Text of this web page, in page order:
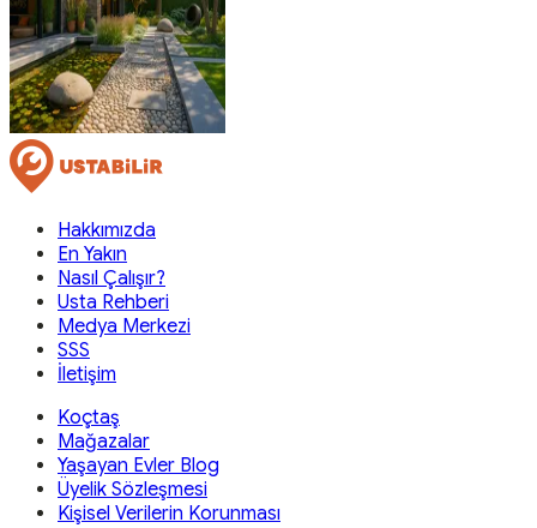
Hakkımızda
En Yakın
Nasıl Çalışır?
Usta Rehberi
Medya Merkezi
SSS
İletişim
Koçtaş
Mağazalar
Yaşayan Evler Blog
Üyelik Sözleşmesi
Kişisel Verilerin Korunması